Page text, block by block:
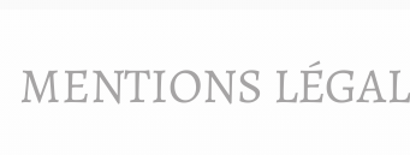
MENTIONS